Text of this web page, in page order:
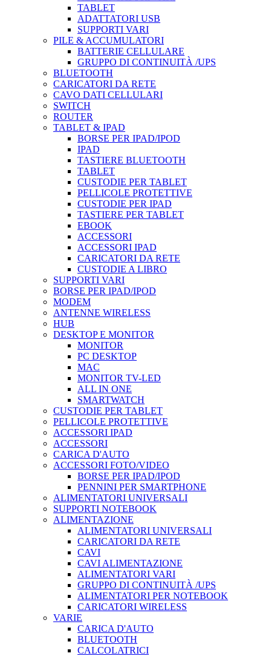
TABLET
ADATTATORI USB
SUPPORTI VARI
PILE & ACCUMULATORI
BATTERIE CELLULARE
GRUPPO DI CONTINUITÀ /UPS
BLUETOOTH
CARICATORI DA RETE
CAVO DATI CELLULARI
SWITCH
ROUTER
TABLET & IPAD
BORSE PER IPAD/IPOD
IPAD
TASTIERE BLUETOOTH
TABLET
CUSTODIE PER TABLET
PELLICOLE PROTETTIVE
CUSTODIE PER IPAD
TASTIERE PER TABLET
EBOOK
ACCESSORI
ACCESSORI IPAD
CARICATORI DA RETE
CUSTODIE A LIBRO
SUPPORTI VARI
BORSE PER IPAD/IPOD
MODEM
ANTENNE WIRELESS
HUB
DESKTOP E MONITOR
MONITOR
PC DESKTOP
MAC
MONITOR TV-LED
ALL IN ONE
SMARTWATCH
CUSTODIE PER TABLET
PELLICOLE PROTETTIVE
ACCESSORI IPAD
ACCESSORI
CARICA D'AUTO
ACCESSORI FOTO/VIDEO
BORSE PER IPAD/IPOD
PENNINI PER SMARTPHONE
ALIMENTATORI UNIVERSALI
SUPPORTI NOTEBOOK
ALIMENTAZIONE
ALIMENTATORI UNIVERSALI
CARICATORI DA RETE
CAVI
CAVI ALIMENTAZIONE
ALIMENTATORI VARI
GRUPPO DI CONTINUITÀ /UPS
ALIMENTATORI PER NOTEBOOK
CARICATORI WIRELESS
VARIE
CARICA D'AUTO
BLUETOOTH
CALCOLATRICI